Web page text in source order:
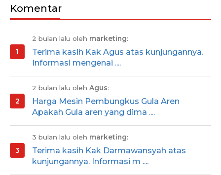
Komentar
2 bulan lalu oleh marketing:
Terima kasih Kak Agus atas kunjungannya.
Informasi mengenai ....
2 bulan lalu oleh Agus:
Harga Mesin Pembungkus Gula Aren
Apakah Gula aren yang dima ....
3 bulan lalu oleh marketing:
Terima kasih Kak Darmawansyah atas
kunjungannya. Informasi m ....